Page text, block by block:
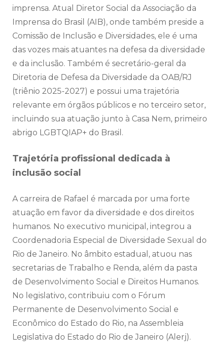
imprensa. Atual Diretor Social da Associação da
Imprensa do Brasil (AIB), onde também preside a
Comissão de Inclusão e Diversidades, ele é uma
das vozes mais atuantes na defesa da diversidade
e da inclusão. Também é secretário-geral da
Diretoria de Defesa da Diversidade da OAB/RJ
(triênio 2025-2027) e possui uma trajetória
relevante em órgãos públicos e no terceiro setor,
incluindo sua atuação junto à Casa Nem, primeiro
abrigo LGBTQIAP+ do Brasil.
Trajetória profissional dedicada à
inclusão social
A carreira de Rafael é marcada por uma forte
atuação em favor da diversidade e dos direitos
humanos. No executivo municipal, integrou a
Coordenadoria Especial de Diversidade Sexual do
Rio de Janeiro. No âmbito estadual, atuou nas
secretarias de Trabalho e Renda, além da pasta
de Desenvolvimento Social e Direitos Humanos.
No legislativo, contribuiu com o Fórum
Permanente de Desenvolvimento Social e
Econômico do Estado do Rio, na Assembleia
Legislativa do Estado do Rio de Janeiro (Alerj).